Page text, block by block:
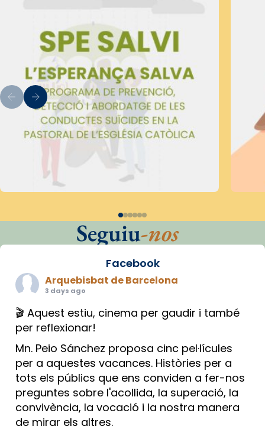
Seguiu-nos
Facebook
Arquebisbat de Barcelona
3 days ago
🎬 Aquest estiu, cinema per gaudir i també
per reflexionar!
Mn. Peio Sánchez proposa cinc pel·lícules
per a aquestes vacances. Històries per a
tots els públics que ens conviden a fer-nos
preguntes sobre l'acollida, la superació, la
convivència, la vocació i la nostra manera
de mirar els altres.